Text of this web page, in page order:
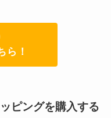
ら！
ピングを購入する